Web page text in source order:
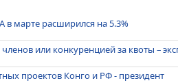
в марте расширился на 5.3%
или конкуренцией за квоты –
проектов Конго и РФ - президент